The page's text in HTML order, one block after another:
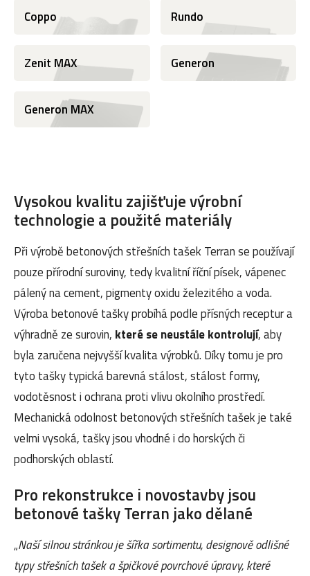
Coppo Rundo
Zenit MAX Generon
Generon MAX
Vysokou kvalitu zajišťuje výrobní
technologie a použité materiály
Při výrobě betonových střešních tašek Terran se používají
pouze přírodní suroviny, tedy kvalitní říční písek, vápenec
pálený na cement, pigmenty oxidu železitého a voda.
Výroba betonové tašky probíhá podle přísných receptur a
výhradně ze surovin, které se neustále kontrolují, aby
byla zaručena nejvyšší kvalita výrobků. Díky tomu je pro
tyto tašky typická barevná stálost, stálost formy,
vodotěsnost i ochrana proti vlivu okolního prostředí.
Mechanická odolnost betonových střešních tašek je také
velmi vysoká, tašky jsou vhodné i do horských či
podhorských oblastí.
Pro rekonstrukce i novostavby jsou
betonové tašky Terran jako dělané
„Naší silnou stránkou je šířka sortimentu, designově odlišné
typy střešních tašek a špičkové povrchové úpravy, které